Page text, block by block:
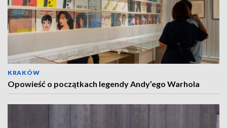
KRAKÓW
Opowieść o początkach legendy Andy’ego Warhola